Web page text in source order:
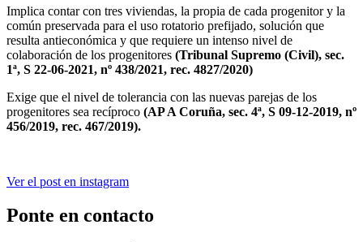
Implica contar con tres viviendas, la propia de cada progenitor y la
común preservada para el uso rotatorio prefijado, solución que
resulta antieconómica y que requiere un intenso nivel de
colaboración de los progenitores (Tribunal Supremo (Civil), sec.
1ª, S 22-06-2021, nº 438/2021, rec. 4827/2020)
Exige que el nivel de tolerancia con las nuevas parejas de los
progenitores sea recíproco (AP A Coruña, sec. 4ª, S 09-12-2019, nº
456/2019, rec. 467/2019).
Ver el post en instagram
Ponte en contacto